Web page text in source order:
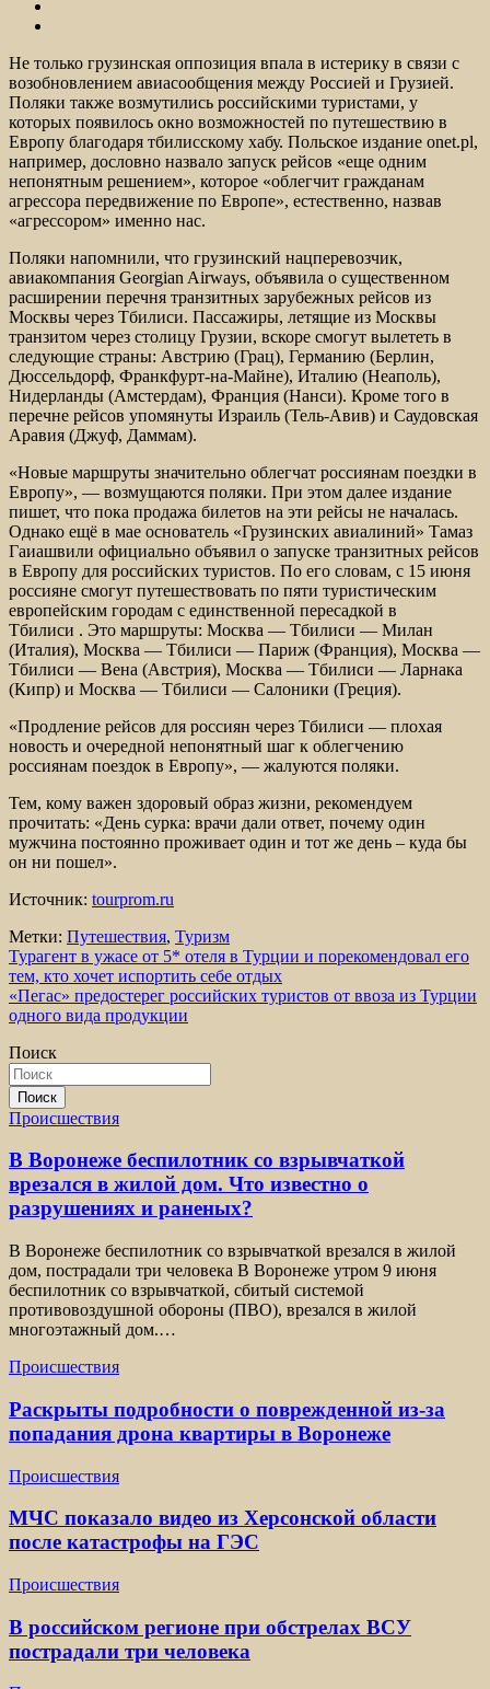
Не только грузинская оппозиция впала в истерику в связи с
возобновлением авиасообщения между Россией и Грузией.
Поляки также возмутились российскими туристами, у
которых появилось окно возможностей по путешествию в
Европу благодаря тбилисскому хабу. Польское издание onet.pl,
например, дословно назвало запуск рейсов «еще одним
непонятным решением», которое «облегчит гражданам
агрессора передвижение по Европе», естественно, назвав
«агрессором» именно нас.
Поляки напомнили, что грузинский нацперевозчик,
авиакомпания Georgian Airways, объявила о существенном
расширении перечня транзитных зарубежных рейсов из
Москвы через Тбилиси. Пассажиры, летящие из Москвы
транзитом через столицу Грузии, вскоре смогут вылететь в
следующие страны: Австрию (Грац), Германию (Берлин,
Дюссельдорф, Франкфурт-на-Майне), Италию (Неаполь),
Нидерланды (Амстердам), Франция (Нанси). Кроме того в
перечне рейсов упомянуты Израиль (Тель-Авив) и Саудовская
Аравия (Джуф, Даммам).
«Новые маршруты значительно облегчат россиянам поездки в
Европу», — возмущаются поляки. При этом далее издание
пишет, что пока продажа билетов на эти рейсы не началась.
Однако ещё в мае основатель «Грузинских авиалиний» Тамаз
Гаиашвили официально объявил о запуске транзитных рейсов
в Европу для российских туристов. По его словам, с 15 июня
россияне смогут путешествовать по пяти туристическим
европейским городам с единственной пересадкой в
Тбилиси . Это маршруты: Москва — Тбилиси — Милан
(Италия), Москва — Тбилиси — Париж (Франция), Москва —
Тбилиси — Вена (Австрия), Москва — Тбилиси — Ларнака
(Кипр) и Москва — Тбилиси — Салоники (Греция).
«Продление рейсов для россиян через Тбилиси — плохая
новость и очередной непонятный шаг к облегчению
россиянам поездок в Европу», — жалуются поляки.
Тем, кому важен здоровый образ жизни, рекомендуем
прочитать: «День сурка: врачи дали ответ, почему один
мужчина постоянно проживает один и тот же день – куда бы
он ни пошел».
Источник: tourprom.ru
Метки: Путешествия, Туризм
Навигация
по
записям
Турагент в ужасе от 5* отеля в Турции и порекомендовал его
тем, кто хочет испортить себе отдых
«Пегас» предостерег российских туристов от ввоза из Турции
одного вида продукции
Поиск
Поиск
Происшествия
В Воронеже беспилотник со взрывчаткой
врезался в жилой дом. Что известно о
разрушениях и раненых?
В Воронеже беспилотник со взрывчаткой врезался в жилой
дом, пострадали три человека В Воронеже утром 9 июня
беспилотник со взрывчаткой, сбитый системой
противовоздушной обороны (ПВО), врезался в жилой
многоэтажный дом.…
Происшествия
Раскрыты подробности о поврежденной из-за
попадания дрона квартиры в Воронеже
Происшествия
МЧС показало видео из Херсонской области
после катастрофы на ГЭС
Происшествия
В российском регионе при обстрелах ВСУ
пострадали три человека